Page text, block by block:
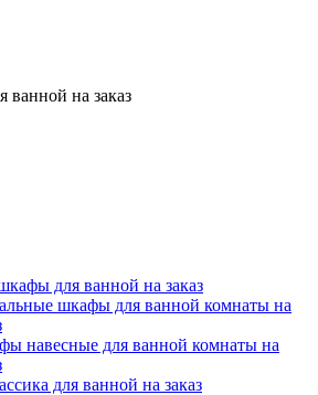
на заказ
для ванной на заказ
шкафы для ванной комнаты на
навесные для ванной комнаты на
для ванной на заказ